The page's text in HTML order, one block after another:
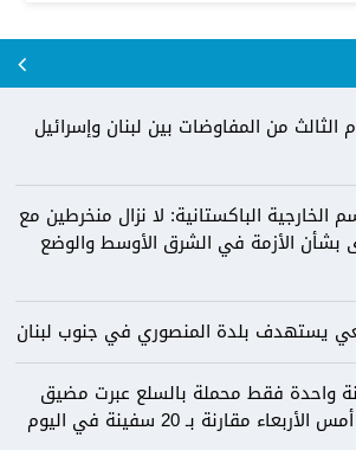
الثالث من المفاوضات بين لبنان وإسرائيل
الخارجية الباكستانية: لا نزال منخرطين مع
بشأن الأزمة في الشرق الأوسط والوضع
يستهدف بلدة المنصوري في جنوب لبنان
واحدة فقط محملة بالسلع عبرت مضيق
باب المندب أمس الأربعاء مقارنة بـ 20 سفينة في اليوم